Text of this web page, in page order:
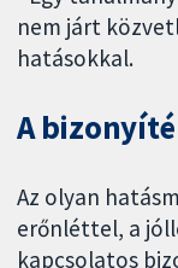
nem járt
hatásokkal.
A
Az olyan
erőnléttel, a
kapcsolatos